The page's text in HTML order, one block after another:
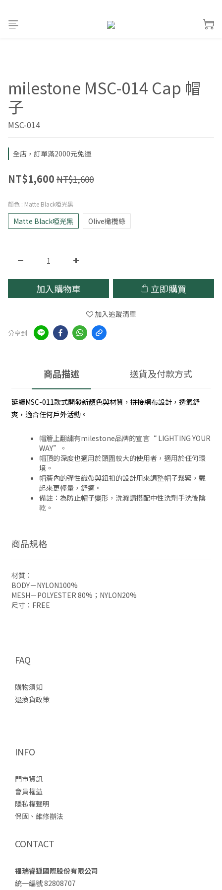
milestone MSC-014 Cap 帽
子
MSC-014
全店，訂單滿2000元免運
NT$1,600 NT$1,600
顏色 : Matte Black啞光黑
Matte Black啞光黑 Olive橄欖綠
加入購物車 立即購買
加入追蹤清單
分享到
商品描述 送貨及付款方式
延續MSC-011款式開發新顏色與材質，拼接網布設計，透氣舒
爽，適合任何戶外活動。
帽簷上翻繡有milestone品牌的宣言“ LIGHTING YOUR
WAY”。
帽頂的深度也適用於頭圍較大的使用者，適用於任何環
境。
帽簷內的彈性織帶與鈕扣的設計用來調整帽子鬆緊，戴
起來更輕量，舒適。
備註：為防止帽子變形，洗滌請搭配中性洗劑手洗後陰
乾。
商品規格
材質：
BODY－NYLON100%
MESH－POLYESTER 80%；NYLON20%
尺寸：FREE
FAQ
購物須知
退換貨政策
INFO
門市資訊
會員權益
隱私權聲明
保固、維修辦法
CONTACT
福瑞睿狐國際股份有限公司
統一編號 82808707